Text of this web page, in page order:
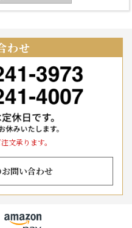
わせ
文承ります。
問い合わせ